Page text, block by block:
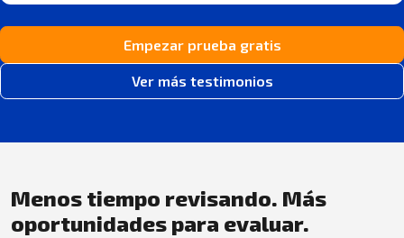
Empezar prueba gratis
Ver más testimonios
Menos tiempo revisando. Más
oportunidades para evaluar.